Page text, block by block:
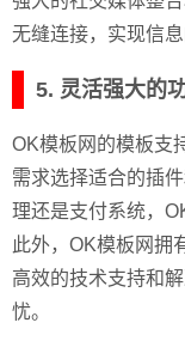
无缝连接，实现信息
5. 灵活强大的
OK模板网的模板支
需求选择适合的插
理还是支付系统，
此外，OK模板网拥
高效的技术支持和
忧。